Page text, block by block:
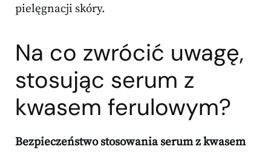
pielęgnacji skóry.
Na co zwrócić uwagę,
stosując serum z
kwasem ferulowym?
Bezpieczeństwo stosowania serum z kwasem